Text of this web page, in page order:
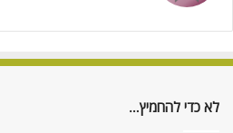
לא כדי להחמיץ…